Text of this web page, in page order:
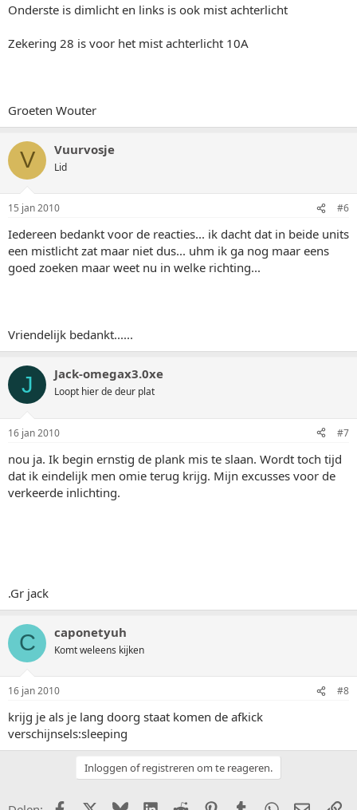
Onderste is dimlicht en links is ook mist achterlicht
Zekering 28 is voor het mist achterlicht 10A
Groeten Wouter
V Vuurvosje
Lid
15 jan 2010 #6
Iedereen bedankt voor de reacties... ik dacht dat in beide units
een mistlicht zat maar niet dus... uhm ik ga nog maar eens
goed zoeken maar weet nu in welke richting...
Vriendelijk bedankt......
J Jack-omegax3.0xe
Loopt hier de deur plat
16 jan 2010 #7
nou ja. Ik begin ernstig de plank mis te slaan. Wordt toch tijd
dat ik eindelijk men omie terug krijg. Mijn excusses voor de
verkeerde inlichting.
.Gr jack
C caponetyuh
Komt weleens kijken
16 jan 2010 #8
krijg je als je lang doorg staat komen de afkick
verschijnsels:sleeping
Inloggen of registreren om te reageren.